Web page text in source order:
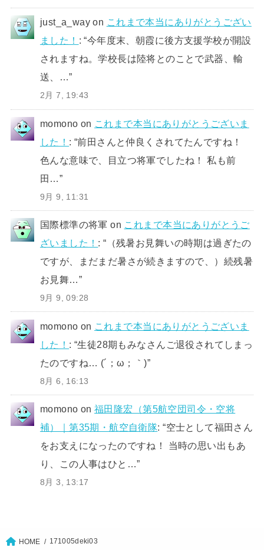
just_a_way on これまで本当にありがとうござい
ました！ : “今年度末、朝霞に後方支援学校が開設
されますね。学校長は陸将とのことで武器、輸
送、…”
2月 7, 19:43
momono on これまで本当にありがとうございま
した！ : “前田さんと仲良くされてたんですね！
色んな意味で、目立つ将軍でしたね！ 私も前
田…”
9月 9, 11:31
国際標準の将軍 on これまで本当にありがとうご
ざいました！ : “ （残暑お見舞いの時期は過ぎたの
ですが、まだまだ暑さが続きますので、）続残暑
お見舞…”
9月 9, 09:28
momono on これまで本当にありがとうございま
した！ : “生徒28期もみなさんご退役されてしまっ
たのですね… (´；ω；｀)”
8月 6, 16:13
momono on福田隆宏（第5航空団司令・空将
補）｜第35期・航空自衛隊: “空士として福田さん
をお支えになったのですね！ 当時の思い出もあ
り、この人事はひと…”
8月 3, 13:17
HOME 171005deki03